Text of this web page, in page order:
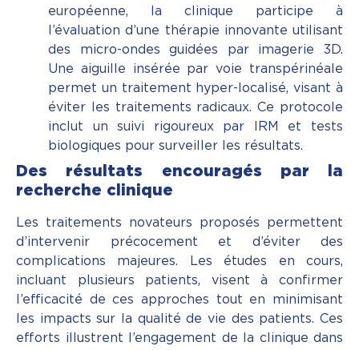
européenne, la clinique participe à
l’évaluation d’une thérapie innovante utilisant
des micro-ondes guidées par imagerie 3D.
Une aiguille insérée par voie transpérinéale
permet un traitement hyper-localisé, visant à
éviter les traitements radicaux. Ce protocole
inclut un suivi rigoureux par IRM et tests
biologiques pour surveiller les résultats.
Des résultats encouragés par la
recherche clinique
Les traitements novateurs proposés permettent
d’intervenir précocement et d’éviter des
complications majeures. Les études en cours,
incluant plusieurs patients, visent à confirmer
l’efficacité de ces approches tout en minimisant
les impacts sur la qualité de vie des patients. Ces
efforts illustrent l’engagement de la clinique dans